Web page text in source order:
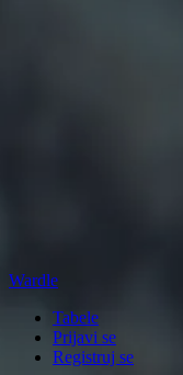
Wardle
Tabele
Prijavi se
Registruj se